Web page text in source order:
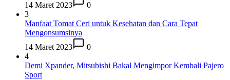
14 Maret 2023
0
3
Manfaat Tomat Ceri untuk Kesehatan dan Cara Tepat
Mengonsumsinya
14 Maret 2023
0
4
Demi Xpander, Mitsubishi Bakal Mengimpor Kembali Pajero
Sport